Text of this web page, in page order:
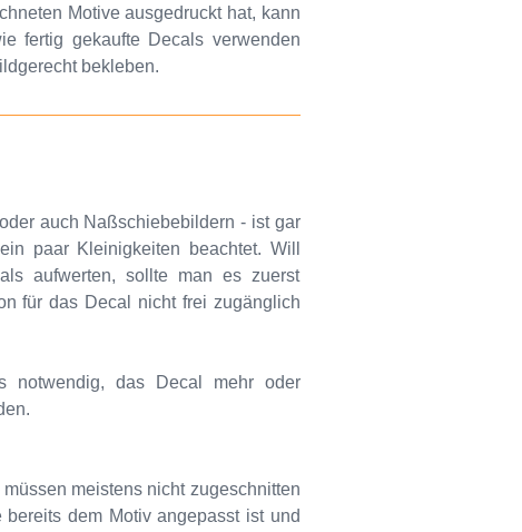
Motive ausgedruckt hat, kann
fertig gekaufte Decals verwenden
bekleben.
auch Naßschiebebildern - ist gar
paar Kleinigkeiten beachtet. Will
aufwerten, sollte man es zuerst
für das Decal nicht frei zugänglich
notwendig, das Decal mehr oder
meistens nicht zugeschnitten
dem Motiv angepasst ist und